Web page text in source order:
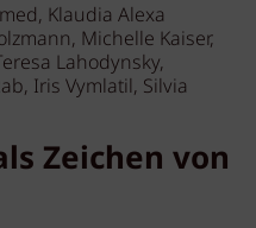
Klaudia Alexa
Michelle Kaiser,
Lahodynsky,
Iris Vymlatil, Silvia
Zeichen von